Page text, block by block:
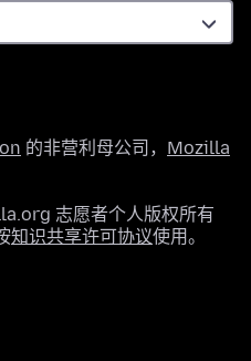
的非营利母公司， Mozilla
志愿者个人版权所有
知识共享许可协议使用。